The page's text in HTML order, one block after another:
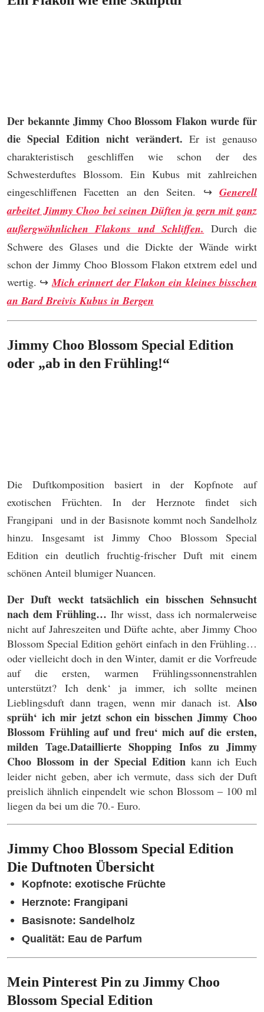
Der bekannte Jimmy Choo Blossom Flakon wurde für
die Special Edition nicht verändert. Er ist genauso
charakteristisch geschliffen wie schon der des
Schwesterduftes Blossom. Ein Kubus mit zahlreichen
eingeschliffenen Facetten an den Seiten. ↪ Generell
arbeitet Jimmy Choo bei seinen Düften ja gern mit ganz
außergwöhnlichen Flakons und Schliffen. Durch die
Schwere des Glases und die Dickte der Wände wirkt
schon der Jimmy Choo Blossom Flakon etxtrem edel und
wertig. ↪ Mich erinnert der Flakon ein kleines bisschen
an Bard Breivis Kubus in Bergen
Jimmy Choo Blossom Special Edition
oder „ab in den Frühling!“
Die Duftkomposition basiert in der Kopfnote auf
exotischen Früchten. In der Herznote findet sich
Frangipani und in der Basisnote kommt noch Sandelholz
hinzu. Insgesamt ist Jimmy Choo Blossom Special
Edition ein deutlich fruchtig-frischer Duft mit einem
schönen Anteil blumiger Nuancen.
Der Duft weckt tatsächlich ein bisschen Sehnsucht
nach dem Frühling…Ihr wisst, dass ich normalerweise
nicht auf Jahreszeiten und Düfte achte, aber Jimmy Choo
Blossom Special Edition gehört einfach in den Frühling…
oder vielleicht doch in den Winter, damit er die Vorfreude
auf die ersten, warmen Frühlingssonnenstrahlen
unterstützt? Ich denk‘ ja immer, ich sollte meinen
Lieblingsduft dann tragen, wenn mir danach ist. Also
sprüh‘ ich mir jetzt schon ein bisschen Jimmy Choo
Blossom Frühling auf und freu‘ mich auf die ersten,
milden Tage.Dataillierte Shopping Infos zu Jimmy
Choo Blossom in der Special Edition kann ich Euch
leider nicht geben, aber ich vermute, dass sich der Duft
preislich ähnlich einpendelt wie schon Blossom – 100 ml
liegen da bei um die 70.- Euro.
Jimmy Choo Blossom Special Edition
Die Duftnoten Übersicht
Kopfnote: exotische Früchte
Herznote: Frangipani
Basisnote: Sandelholz
Qualität: Eau de Parfum
Mein Pinterest Pin zu Jimmy Choo
Blossom Special Edition